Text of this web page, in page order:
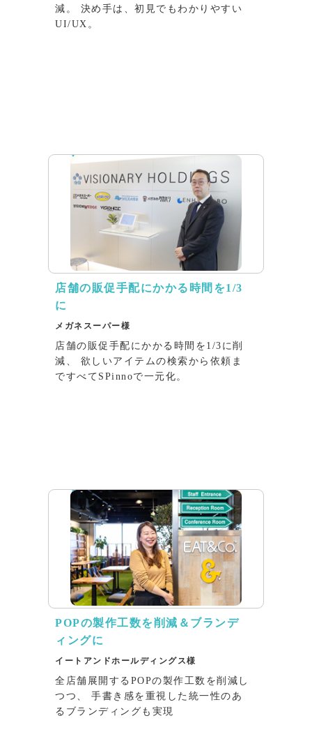
減。 決め手は、初見でもわかりやすい
UI/UX。
店舗の販促⼿配にかかる時間を1/3
に
メガネスーパー様
店舗の販促⼿配にかかる時間を1/3に削
減、 欲しいアイテムの検索から依頼ま
ですべてSPinnoで⼀元化。
POPの製作工数を削減＆ブランデ
ィングに
イートアンドホールディングス様
全店舗展開するPOPの製作工数を削減し
つつ、 手書き感を重視した統一性のあ
るブランディングも実現